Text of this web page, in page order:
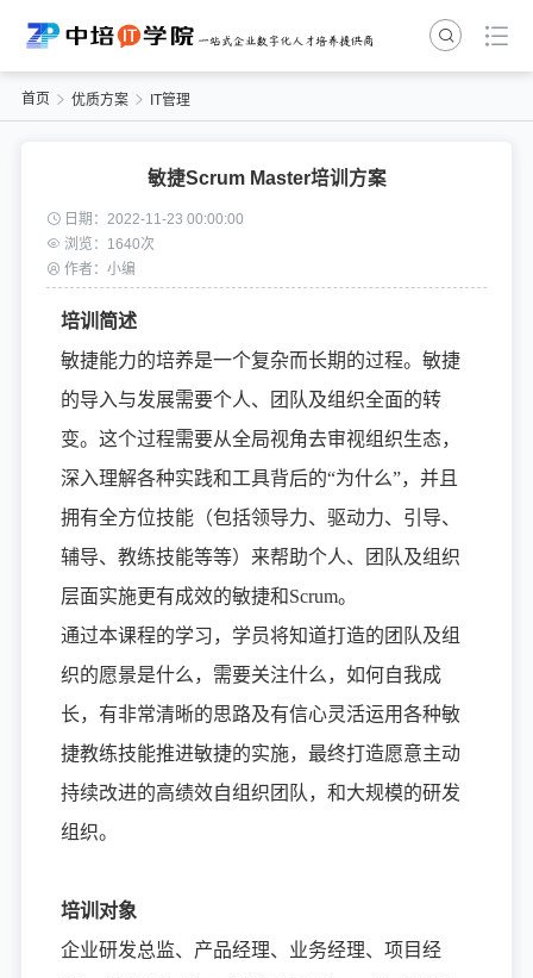
首页 优质方案 IT管理
敏捷Scrum Master培训方案
日期：2022-11-23 00:00:00
浏览：1640次
作者：小编
培训简述
敏捷能力的培养是一个复杂而长期的过程。敏捷
的导入与发展需要个人、团队及组织全面的转
变。这个过程需要从全局视角去审视组织生态，
深入理解各种实践和工具背后的“为什么”，并且
拥有全方位技能（包括领导力、驱动力、引导、
辅导、教练技能等等）来帮助个人、团队及组织
层面实施更有成效的敏捷和Scrum。
通过本课程的学习，学员将知道打造的团队及组
织的愿景是什么，需要关注什么，如何自我成
长，有非常清晰的思路及有信心灵活运用各种敏
捷教练技能推进敏捷的实施，最终打造愿意主动
持续改进的高绩效自组织团队，和大规模的研发
组织。
培训对象
企业研发总监、产品经理、业务经理、项目经